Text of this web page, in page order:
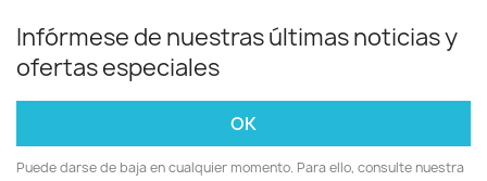
Infórmese de nuestras últimas noticias y
ofertas especiales
Puede darse de baja en cualquier momento. Para ello, consulte nuestra